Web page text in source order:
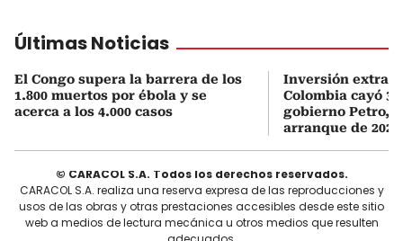
Últimas Noticias
El Congo supera la barrera de los
1.800 muertos por ébola y se
acerca a los 4.000 casos
Inversión
Colombia cayó
gobierno Petro,
arranque de 2026
© CARACOL S.A. Todos los derechos reservados.
CARACOL S.A. realiza una reserva expresa de las reproducciones y
usos de las obras y otras prestaciones accesibles desde este sitio
web a medios de lectura mecánica u otros medios que resulten